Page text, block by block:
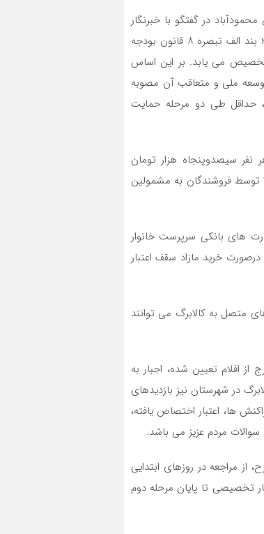
در گفتگو با خبرنگار
ما با اشاره به اجرای مرحله اول طرح کالابرگ الکترونیکی در سال۱۴۰۳ اظهار کرد: برابر جز۲ بند الف تبصره ۸ قانون بودجه
تخصیص می یابد. بر این اساس
ملی و متعاقب آن مصوبه
حداقل طی دو مرحله حمایت
و چهاردهک دیگر هر نفر سیصدوپنجاه هزار تومان
فروشندگان به مشمولین
های بانکی سرپرست خانوار
درصورت خرید مازاد سقف اعتبار‌
متصل به کالابرگ می توانند
افلام تعیین شده، اجبار به
طرح کالابرگ در شهرستان نیز بازدیدهای
ها، اعتبار اختصاص یافته،
از مراجعه در روزهای ابتدایی
تخصیصی تا پایان مرحله دوم